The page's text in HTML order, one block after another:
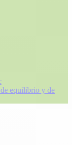
de equilibrio y de